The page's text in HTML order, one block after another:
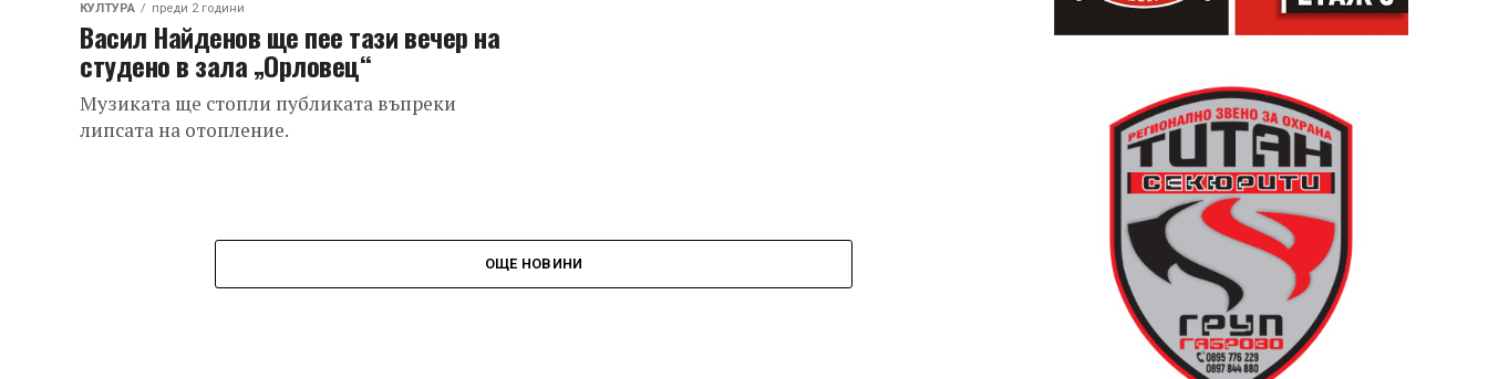
КУЛТУРА преди 2 години
Васил Найденов ще пее тази вечер на
студено в зала „Орловец“
Музиката ще стопли публиката въпреки
липсата на отопление.
ОЩЕ НОВИНИ